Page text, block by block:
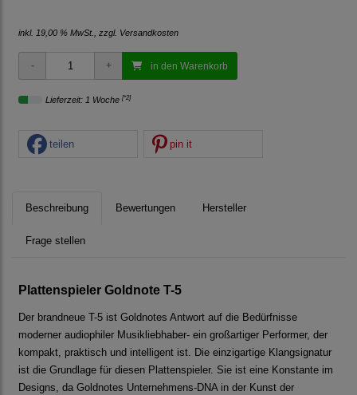
inkl. 19,00 % MwSt., zzgl. Versandkosten
in den Warenkorb
Lieferzeit: 1 Woche [*2]
teilen pin it
Beschreibung Bewertungen Hersteller
Frage stellen
Plattenspieler Goldnote T-5
Der brandneue T-5 ist Goldnotes Antwort auf die Bedürfnisse
moderner audiophiler Musikliebhaber- ein großartiger Performer, der
kompakt, praktisch und intelligent ist. Die einzigartige Klangsignatur
ist die Grundlage für diesen Plattenspieler. Sie ist eine Konstante im
Designs, da Goldnotes Unternehmens-DNA in der Kunst der